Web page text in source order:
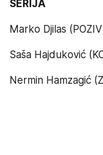
SERIJA
Marko Djilas
Saša Hajduković
Nermin Hamzagić